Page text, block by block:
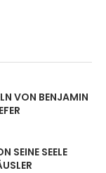
VON BENJAMIN
SEINE SEELE